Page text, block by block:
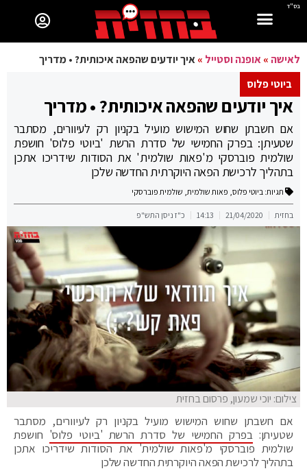
בס"ד
לאישה »אופנה וסטייל »איך יודעים שהפאה איכותית? • מדריך
ביוטי פלוס
איך יודעים שהפאה איכותית? • מדריך
אם חשבתן שחוש המישוש מועיל בקניון רק לעיוורים, מסתבר
שטעיתן: בפרק החמישי של סדרת הרשת 'ביוטי פלוס' חושפת
שולמית פוברסקי מ'פאות שולמית' את הסודות שידריכו אתכן
בתהליך לרכישת הפאה היוקרתית החדשה שלכן
תגיות: ביוטי פלוס, פאות שולמית, שולמית פוברסקי
בחזית 21/04/2020
14:13 כ"ז ניסן התש"פ
צילום: יוכי שמעון, פרסום בחזית
אם חשבתן שחוש המישוש מועיל בקניון רק לעיוורים, מסתבר
שטעיתן:בפרק החמישי של סדרת הרשת 'ביוטי פלוס' חושפת
שולמית פוברסקי מ'פאות שולמית' את הסודות שידריכו אתכן
בתהליך לרכישת הפאה היוקרתית החדשה שלכן